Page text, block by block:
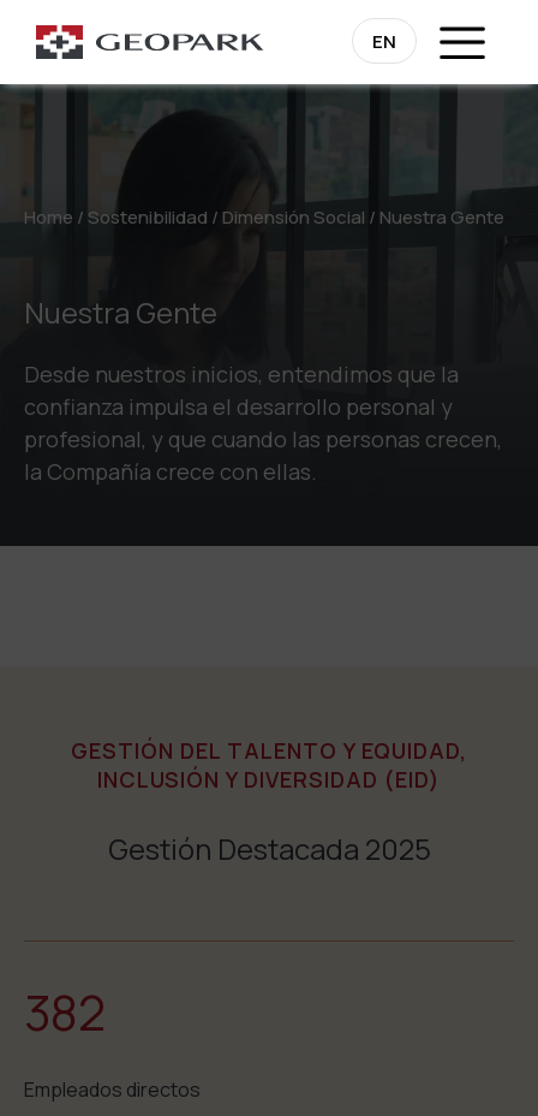
EN
Home /Sostenibilidad /Dimensión Social / Nuestra Gente
Nuestra Gente
Desde nuestros inicios, entendimos que la
confianza impulsa el desarrollo personal y
profesional, y que cuando las personas crecen,
la Compañía crece con ellas.
GESTIÓN DEL TALENTO Y EQUIDAD,
INCLUSIÓN Y DIVERSIDAD (EID)
Gestión Destacada 2025
382
Empleados directos